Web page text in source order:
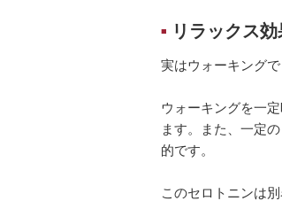
■ リラックス効
実はウォーキング
ウォーキングを一
ます。また、一定
的です。
このセロトニンは